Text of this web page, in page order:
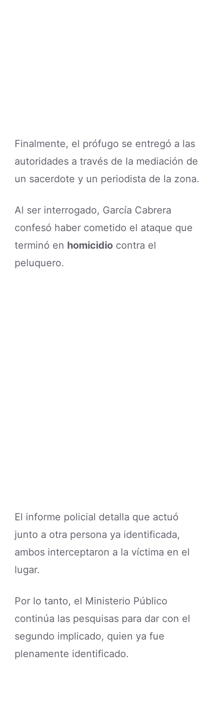
Finalmente, el prófugo se entregó a las
autoridades a través de la mediación de
un sacerdote y un periodista de la zona.
Al ser interrogado, García Cabrera
confesó haber cometido el ataque que
terminó en homicidio contra el
peluquero.
El informe policial detalla que actuó
junto a otra persona ya identificada,
ambos interceptaron a la víctima en el
lugar.
Por lo tanto, el Ministerio Público
continúa las pesquisas para dar con el
segundo implicado, quien ya fue
plenamente identificado.